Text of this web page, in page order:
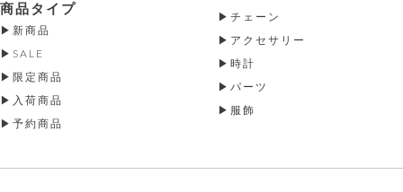
商品タイプ
新商品
SALE
限定商品
入荷商品
予約商品
チェーン
アクセサリー
時計
パーツ
服飾